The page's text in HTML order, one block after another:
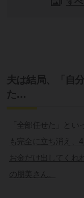
夫は結局、「自
た…
「全部任せた」とい
も完全に立ち消え、
お金だけ出してく
の朋美さん。